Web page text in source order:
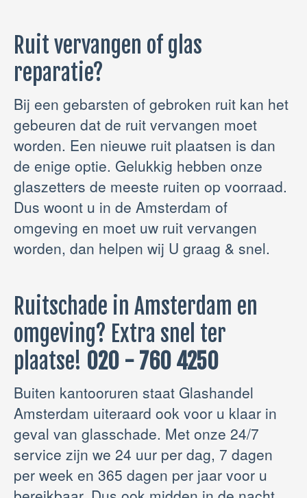
Ruit vervangen of glas
reparatie?
Bij een gebarsten of gebroken ruit kan het
gebeuren dat de ruit vervangen moet
worden. Een nieuwe ruit plaatsen is dan
de enige optie. Gelukkig hebben onze
glaszetters de meeste ruiten op voorraad.
Dus woont u in de Amsterdam of
omgeving en moet uw ruit vervangen
worden, dan helpen wij U graag & snel.
Ruitschade in Amsterdam en
omgeving? Extra snel ter
plaatse! 020 - 760 4250
Buiten kantooruren staat Glashandel
Amsterdam uiteraard ook voor u klaar in
geval van glasschade. Met onze 24/7
service zijn we 24 uur per dag, 7 dagen
per week en 365 dagen per jaar voor u